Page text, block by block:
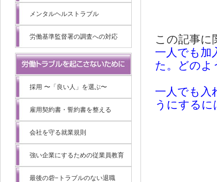
メンタルヘルストラブル
労働基準監督署の調査への対応
採用 〜「良い人」を選ぶ〜
雇用契約書・誓約書を整える
会社を守る就業規則
強い企業にするための従業員教育
最後の砦−トラブルのない退職
この記事に
一人でも加
た。どのよ
一人でも入
うにする